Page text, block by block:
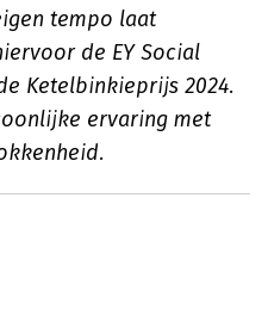
tempo laat
de EY Social
Ketelbinkieprijs 2024.
ervaring met